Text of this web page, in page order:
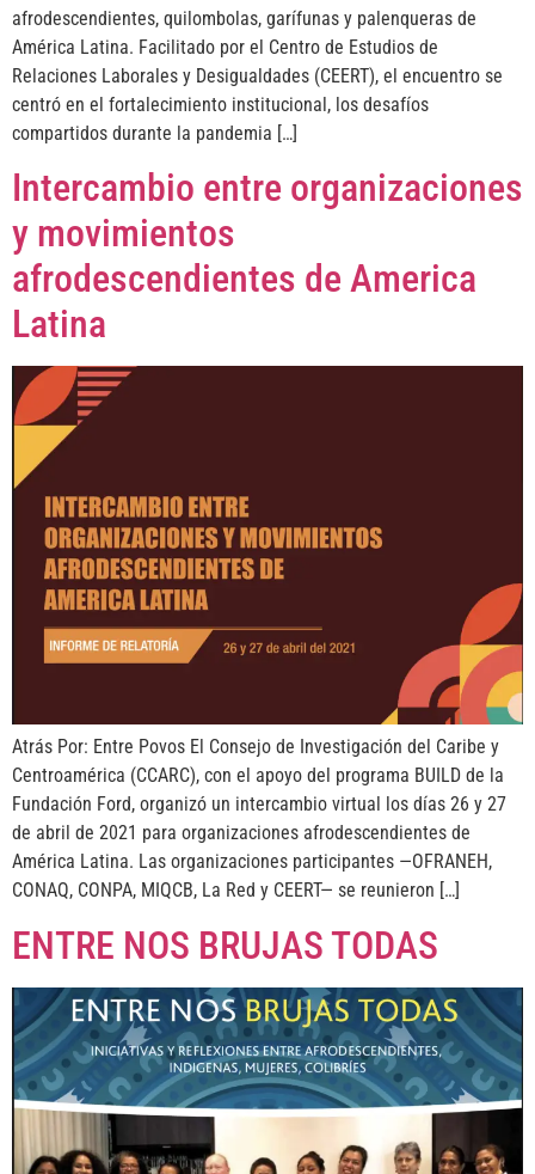
afrodescendientes, quilombolas, garífunas y palenqueras de
América Latina. Facilitado por el Centro de Estudios de
Relaciones Laborales y Desigualdades (CEERT), el encuentro se
centró en el fortalecimiento institucional, los desafíos
compartidos durante la pandemia […]
Intercambio entre organizaciones
y movimientos
afrodescendientes de America
Latina
Atrás Por: Entre Povos El Consejo de Investigación del Caribe y
Centroamérica (CCARC), con el apoyo del programa BUILD de la
Fundación Ford, organizó un intercambio virtual los días 26 y 27
de abril de 2021 para organizaciones afrodescendientes de
América Latina. Las organizaciones participantes —OFRANEH,
CONAQ, CONPA, MIQCB, La Red y CEERT— se reunieron […]
ENTRE NOS BRUJAS TODAS